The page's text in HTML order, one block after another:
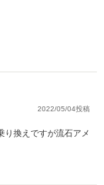
2022/05/04投稿
り換えですが流石アメ